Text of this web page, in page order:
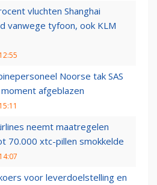
vluchten Shanghai
vanwege tyfoon, ook KLM
Noorse tak SAS
afgeblazen
neemt maatregelen
70.000 xtc-pillen smokkelde
voor leverdoelstelling en